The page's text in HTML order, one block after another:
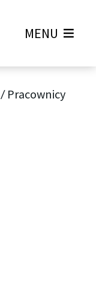
MENU
/ Pracownicy